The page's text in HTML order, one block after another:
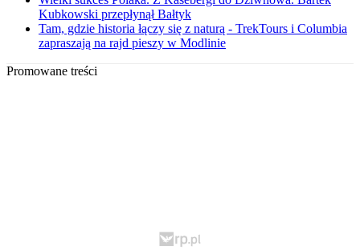
Kubkowski przepłynął Bałtyk
Tam, gdzie historia łączy się z naturą - TrekTours i Columbia
zapraszają na rajd pieszy w Modlinie
Promowane treści